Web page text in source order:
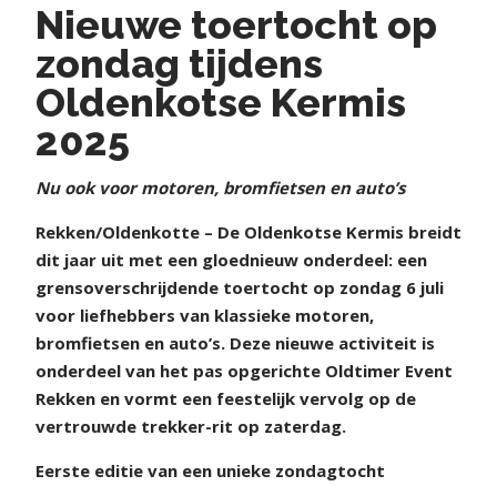
Nieuwe toertocht op
zondag tijdens
Oldenkotse Kermis
2025
Nu ook voor motoren, bromfietsen en auto’s
Rekken/Oldenkotte – De Oldenkotse Kermis breidt
dit jaar uit met een gloednieuw onderdeel: een
grensoverschrijdende toertocht op zondag 6 juli
voor liefhebbers van klassieke motoren,
bromfietsen en auto’s. Deze nieuwe activiteit is
onderdeel van het pas opgerichte Oldtimer Event
Rekken en vormt een feestelijk vervolg op de
vertrouwde trekker-rit op zaterdag.
Eerste editie van een unieke zondagtocht